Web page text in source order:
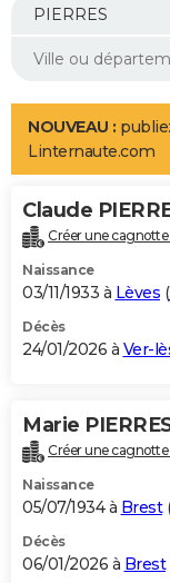
Mobiles
Meilleur smartphone
Internet
Ordinateurs
Jeux vidéo
Guide high-tech
Aménagement intérieur
LIFESTYLE
Art de vivre
Bien-être
Loisirs
Mode
Modes de vie
Alimentation
Guide de la santé
Maladies
Médicaments
Sommeil
VOYAGE
Destinations
City break
Voyage nature
Voyage de noces
Forum
Climat
+PHOTO
GUIDES D'ACHAT
BONS PLANS
Carte de Noël
Carte Bonne année
Carte Saint-Valentin
Carte Pâques
Carte d'anniversaire
DICTIONNAIRE
Dictionnaire
Biographies
Citations
Expressions
Proverbes
PROGRAMME TV
S'inscrire
Se connecter
Lycées
Collèges
Primaires
Universités
Entreprises
Service militaire
Avis de recherche
AVIS DE DÉCÈS
NOUVEAU :
Linternaute.com
Claude
Créer une cagnotte
Naissance
03/11/1933 à Lèves (
Décès
24/01/2026 à Ver-
Marie
Créer une cagnotte
Naissance
05/07/1934 à Brest(
Décès
06/01/2026 à Brest